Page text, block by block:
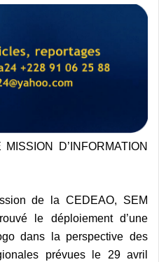
D’INFORMATION
de la CEDEAO, SEM
le déploiement d’une
dans la perspective des
prévues le 29 avril